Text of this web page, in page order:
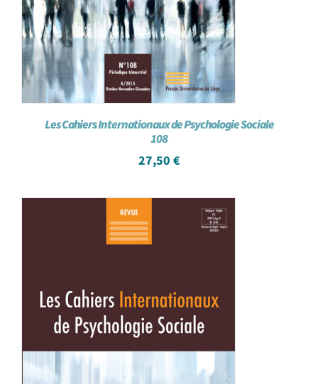
Les Cahiers Internationaux de Psychologie Sociale
108
27,50 €